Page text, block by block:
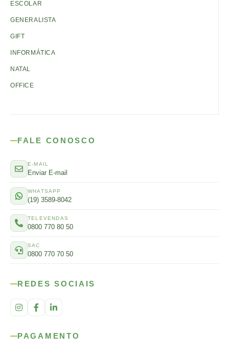
ESCOLAR
GENERALISTA
GIFT
INFORMÁTICA
NATAL
OFFICE
FALE CONOSCO
E-MAIL
Enviar E-mail
WHATSAPP
(19) 3589-8042
TELEVENDAS
0800 770 80 50
SAC
0800 770 70 50
REDES SOCIAIS
PAGAMENTO